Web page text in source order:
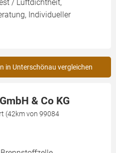
/ Luftdichtheit,
Individueller
in Unterschönau vergleichen
& Co KG
(42km von 99084